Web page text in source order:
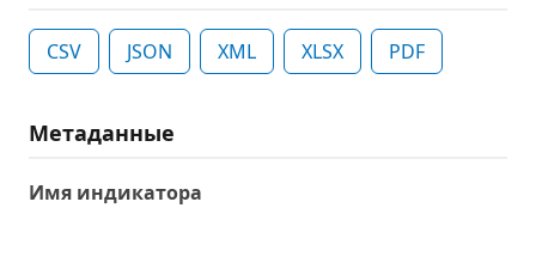
CSV JSON XML XLSX PDF
Метаданные
Имя индикатора